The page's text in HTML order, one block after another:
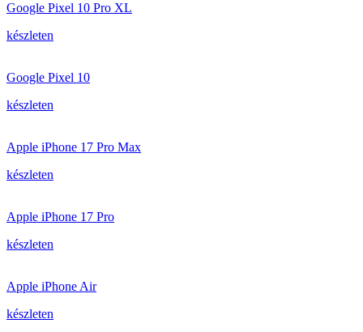
Google Pixel 10 Pro XL
készleten
Google Pixel 10
készleten
Apple iPhone 17 Pro Max
készleten
Apple iPhone 17 Pro
készleten
Apple iPhone Air
készleten